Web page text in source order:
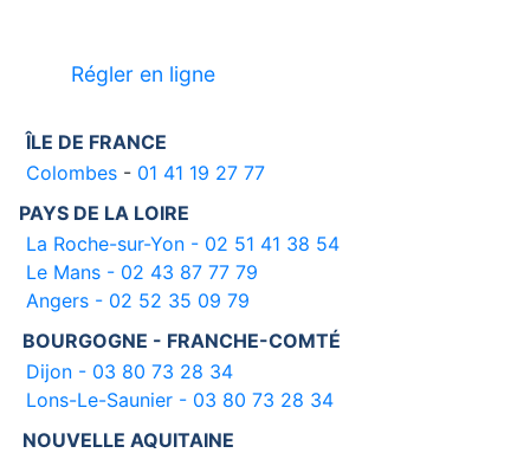
Régler en ligne
ÎLE DE FRANCE
Colombes - 01 41 19 27 77
PAYS DE LA LOIRE
La Roche-sur-Yon - 02 51 41 38 54
Le Mans - 02 43 87 77 79
Angers - 02 52 35 09 79
BOURGOGNE - FRANCHE-COMTÉ
Dijon - 03 80 73 28 34
Lons-Le-Saunier - 03 80 73 28 34
NOUVELLE AQUITAINE